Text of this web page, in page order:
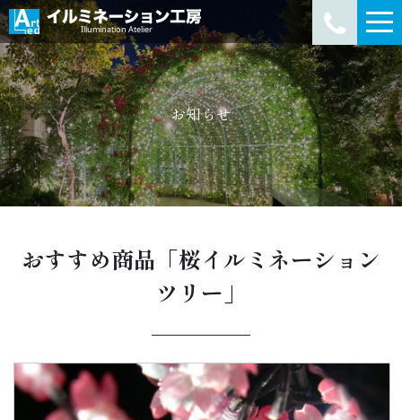
お知らせ
おすすめ商品「桜イルミネーション
ツリー」